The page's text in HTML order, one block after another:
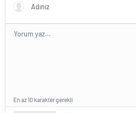
En az 10 karakter gerekli